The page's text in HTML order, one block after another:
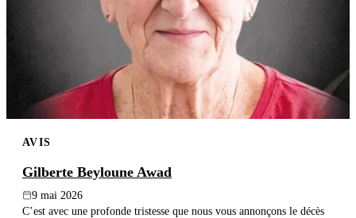
AVIS
Gilberte Beyloune Awad
9 mai 2026
C’est avec une profonde tristesse que nous vous annonçons le décès